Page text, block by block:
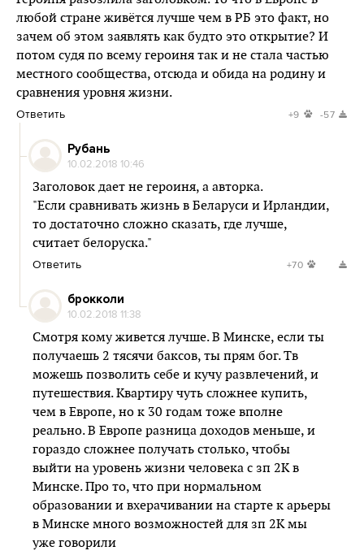
любой стране живётся лучше чем в РБ это факт, но
зачем об этом заявлять как будто это открытие? И
потом судя по всему героиня так и не стала частью
местного сообщества, отсюда и обида на родину и
сравнения уровня жизни.
Ответить +9 -57
Рубань
10.02.2018 10:46
Заголовок дает не героиня, а авторка.
"Если сравнивать жизнь в Беларуси и Ирландии,
то достаточно сложно сказать, где лучше,
считает белоруска."
Ответить +70
брокколи
10.02.2018 11:38
Смотря кому живется лучше. В Минске, если ты
получаешь 2 тясячи баксов, ты прям бог. Тв
можешь позволить себе и кучу развлечений, и
путешествия. Квартиру чуть сложнее купить,
чем в Европе, но к 30 годам тоже вполне
реально. В Европе разница доходов меньше, и
гораздо сложнее получать столько, чтобы
выйти на уровень жизни человека с зп 2К в
Минске. Про то, что при нормальном
образовании и вхерачивании на старте к арьеры
в Минске много возможностей для зп 2К мы
уже говорили